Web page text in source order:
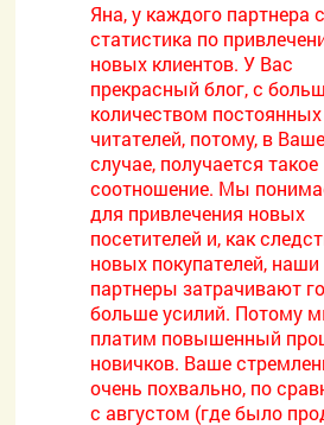
Яна, у каждого партнера
статистика по
новых клиентов. У Вас
прекрасный блог, с
количеством постоянных
читателей, потому, в
случае, получается такое
соотношение. Мы
для привлечения новых
посетителей и, как
новых покупателей, наши
партнеры затрачивают
больше усилий. Потому
платим повышенный
новичков. Ваше
очень похвально, по
с августом (где было